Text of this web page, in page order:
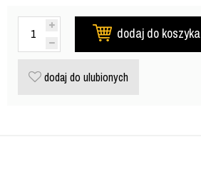
dodaj do koszyka
dodaj do ulubionych